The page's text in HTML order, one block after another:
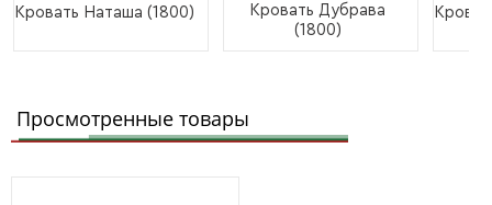
Кровать Наташа (1800)
Кровать Дубрава
(1800)
Просмотренные товары